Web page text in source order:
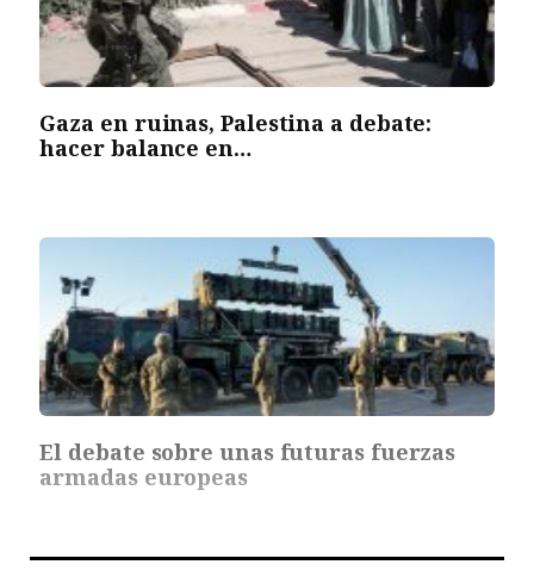
Gaza en ruinas, Palestina a debate:
hacer balance en…
El debate sobre unas futuras fuerzas
armadas europeas